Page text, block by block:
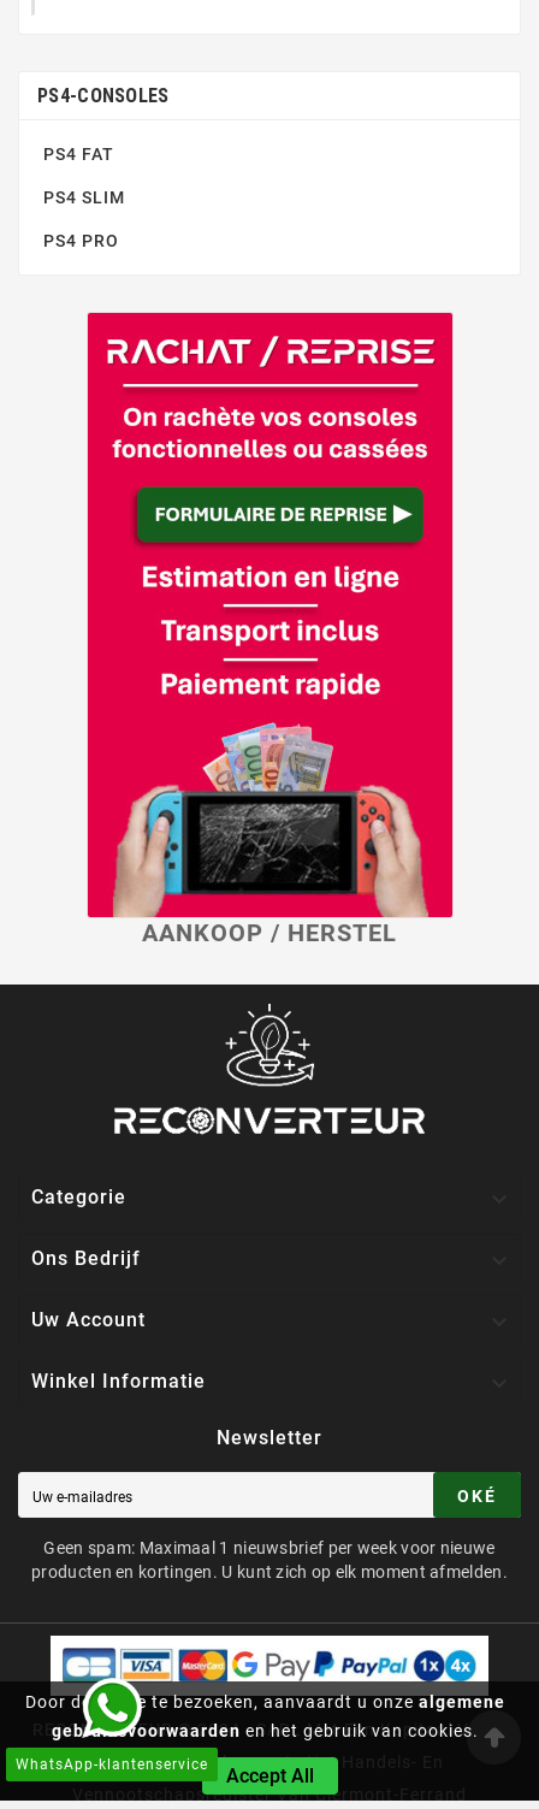
Door deze site te bezoeken, aanvaardt u onzealgemene
gebruiksvoorwaarden en het gebruik van cookies.
Accept All
PS4-CONSOLES
PS4 FAT
PS4 SLIM
PS4 PRO
AANKOOP / HERSTEL
Categorie
Ons Bedrijf
Uw Account
Winkel Informatie
Newsletter
OKÉ
Geen spam: Maximaal 1 nieuwsbrief per week voor nieuwe
producten en kortingen. U kunt zich op elk moment afmelden.
WhatsApp-klantenservice
RECONVERTEUR © 2024 - SARL Met Een Kapitaal Van €
64.000, Ingeschreven In Het Handels- En
Vennootschapsregister Van Clermont-Ferrand